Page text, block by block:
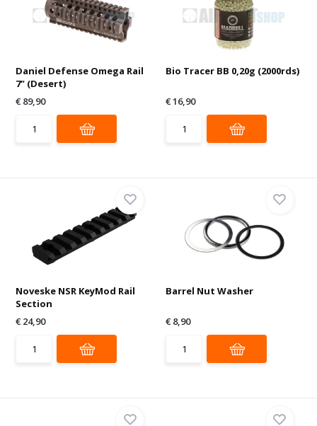
Daniel Defense Omega Rail
7" (Desert)
€ 89,90
Bio Tracer BB 0,20g (2000rds)
€ 16,90
Noveske NSR KeyMod Rail
Section
€ 24,90
Barrel Nut Washer
€ 8,90